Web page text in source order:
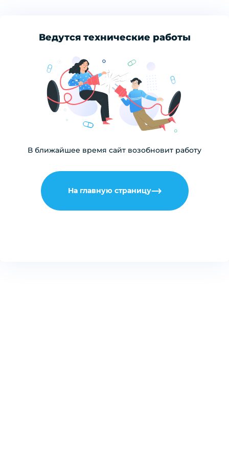
Ведутся технические работы
В ближайшее время сайт возобновит работу
На главную страницу